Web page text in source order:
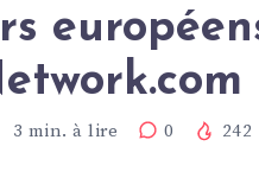
3 min. à lire 0 242